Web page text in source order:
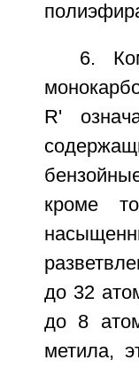
6.
R'
кроме
до 32
до 8
метила,